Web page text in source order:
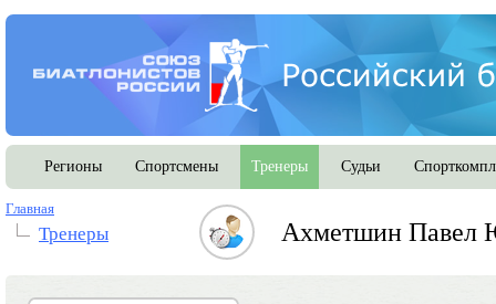
Регионы Спортсмены Тренеры Судьи
Главная
Тренеры Ахметшин Павел